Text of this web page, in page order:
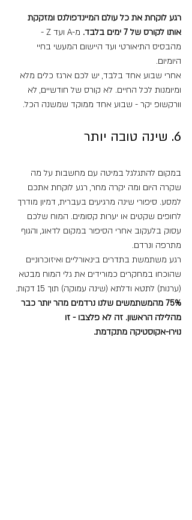
רגע לוקחת את כל עולם המיינדפולנס ומזקקת
אותו לקורס של 7 ימים בלבד.
מ-A ועד Z -
מהבסיס התיאורטי ועד היישום המעשי בחיי
היומיום.
אחרי שבוע אחד בלבד, יש לכם ארגז כלים מלא
ומיומנות לכל החיים. לא קורס של חודשיים, לא
וורקשופ יקר - שבוע אחד ממוקד שמשנה הכל.
6. שינה טובה יותר
במקום להתגלגל במיטה עם מחשבות על מה
שקרה היום ומה יקרה מחר, רגע לוקחת אתכם
למסע. סיפורי שינה מרגיעים בעברית, דמיון מודרך
לחופים שקטים או יערות קסומים. המוח שלכם
עסוק בלעקוב אחרי הסיפור במקום לדאוג, והגוף
מתרפה ונרדם.
רגע משתמשת בתדרים בינאורליים ואיזוכרוניים
שהוכחו במחקרים כמורידים את גלי המוח מבטא
(ערנות) לתטא ודלתא (שינה עמוקה) תוך 15 דקות.
75% מהמשתמשים שלנו נרדמים מהר יותר כבר
מהלילה הראשון. זה לא פלצבו - זו
נוירו-אקוסטיקה מתקדמת.